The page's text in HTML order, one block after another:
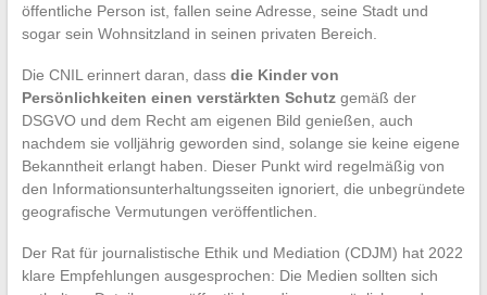
öffentliche Person ist, fallen seine Adresse, seine Stadt und
sogar sein Wohnsitzland in seinen privaten Bereich.
Die CNIL erinnert daran, dass die Kinder von
Persönlichkeiten einen verstärkten Schutzgemäß der
DSGVO und dem Recht am eigenen Bild genießen, auch
nachdem sie volljährig geworden sind, solange sie keine eigene
Bekanntheit erlangt haben. Dieser Punkt wird regelmäßig von
den Informationsunterhaltungsseiten ignoriert, die unbegründete
geografische Vermutungen veröffentlichen.
Der Rat für journalistische Ethik und Mediation (CDJM) hat 2022
klare Empfehlungen ausgesprochen: Die Medien sollten sich